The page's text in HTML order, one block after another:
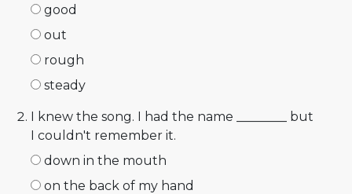
good
out
rough
steady
I knew the song. I had the name ________ but
I couldn't remember it.
down in the mouth
on the back of my hand